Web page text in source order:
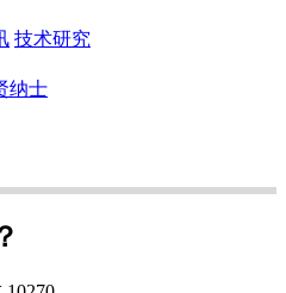
技术研究
纳士